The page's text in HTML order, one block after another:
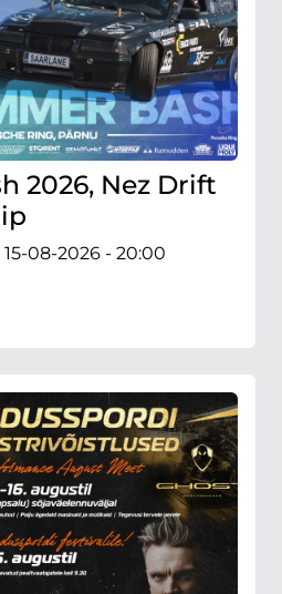
2026, Nez Drift
08-2026 - 20:00